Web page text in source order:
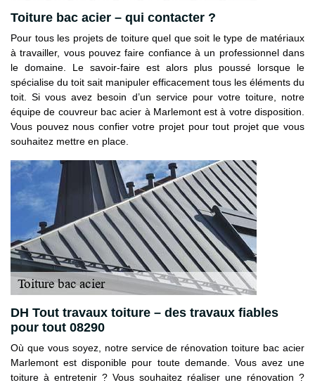
Toiture bac acier – qui contacter ?
Pour tous les projets de toiture quel que soit le type de matériaux
à travailler, vous pouvez faire confiance à un professionnel dans
le domaine. Le savoir-faire est alors plus poussé lorsque le
spécialise du toit sait manipuler efficacement tous les éléments du
toit. Si vous avez besoin d’un service pour votre toiture, notre
équipe de couvreur bac acier à Marlemont est à votre disposition.
Vous pouvez nous confier votre projet pour tout projet que vous
souhaitez mettre en place.
DH Tout travaux toiture – des travaux fiables
pour tout 08290
Où que vous soyez, notre service de rénovation toiture bac acier
Marlemont est disponible pour toute demande. Vous avez une
toiture à entretenir ? Vous souhaitez réaliser une rénovation ?